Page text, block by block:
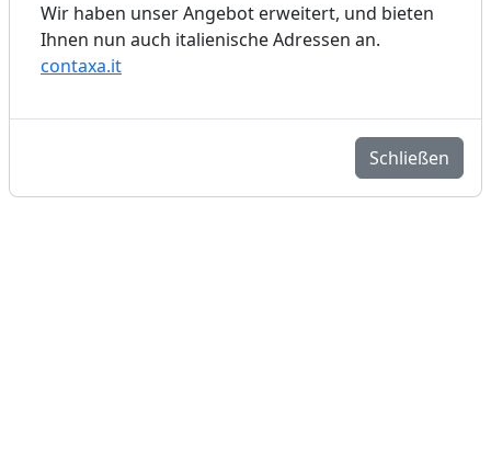
Wir haben unser Angebot erweitert, und bieten
Ihnen nun auch italienische Adressen an.
contaxa.it
Schließen